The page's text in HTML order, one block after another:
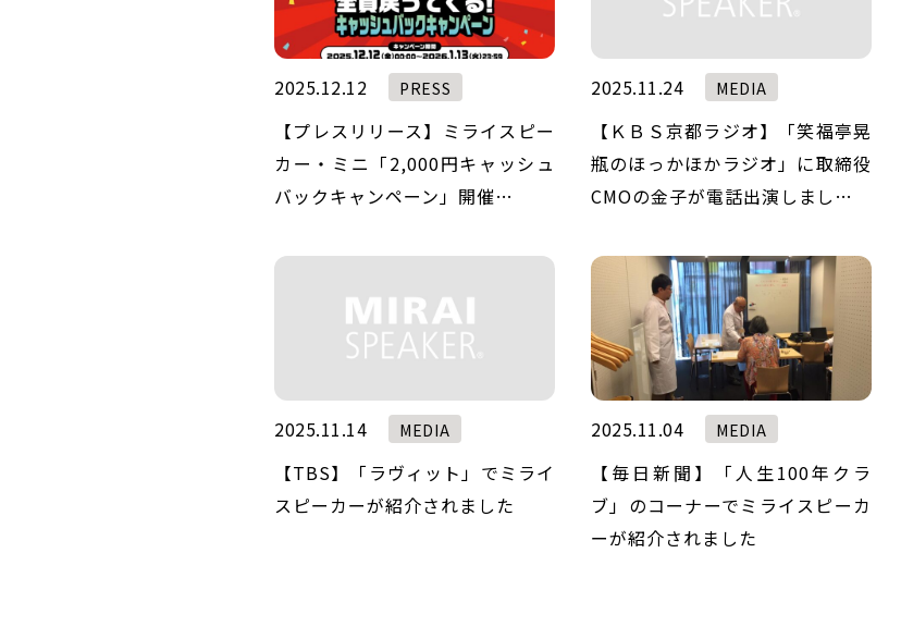
2025.12.12 PRESS
【プレスリリース】ミライスピー
カー・ミニ「2,000円キャッシュ
バックキャンペーン」開催…
2025.11.24 MEDIA
【ＫＢＳ京都ラジオ】「笑福亭晃
瓶のほっかほかラジオ」に取締役
CMOの金子が電話出演しまし…
2025.11.14 MEDIA
【TBS】「ラヴィット」でミライ
スピーカーが紹介されました
2025.11.04 MEDIA
【毎日新聞】「人生100年クラ
ブ」のコーナーでミライスピーカ
ーが紹介されました